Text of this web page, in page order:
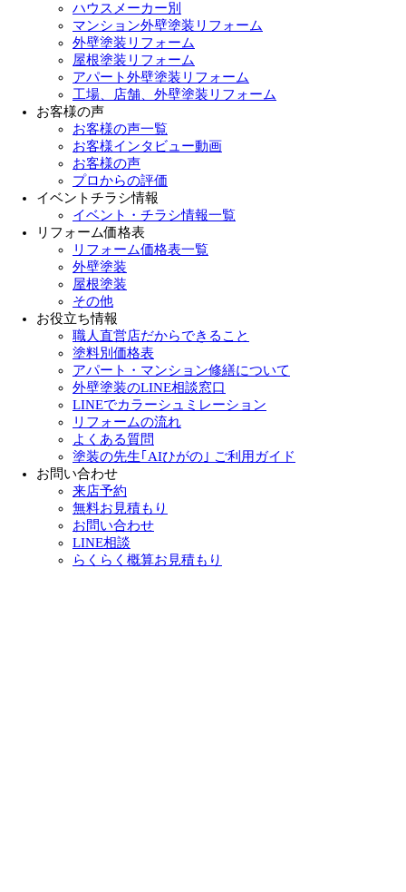
ハウスメーカー別
マンション外壁塗装リフォーム
外壁塗装リフォーム
屋根塗装リフォーム
アパート外壁塗装リフォーム
工場、店舗、外壁塗装リフォーム
お客様の声
お客様の声一覧
お客様インタビュー動画
お客様の声
プロからの評価
イベントチラシ情報
イベント・チラシ情報一覧
リフォーム価格表
リフォーム価格表一覧
外壁塗装
屋根塗装
その他
お役立ち情報
職人直営店だからできること
塗料別価格表
アパート・マンション修繕について
外壁塗装のLINE相談窓口
LINEでカラーシュミレーション
リフォームの流れ
よくある質問
塗装の先生｢AIひがの｣ ご利用ガイド
お問い合わせ
来店予約
無料お見積もり
お問い合わせ
LINE相談
らくらく概算お見積もり